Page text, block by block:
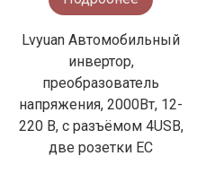
Lvyuan Автомобильный
инвертор,
преобразователь
напряжения, 2000Вт, 12-
220 В, с разъёмом 4USB,
две розетки ЕС